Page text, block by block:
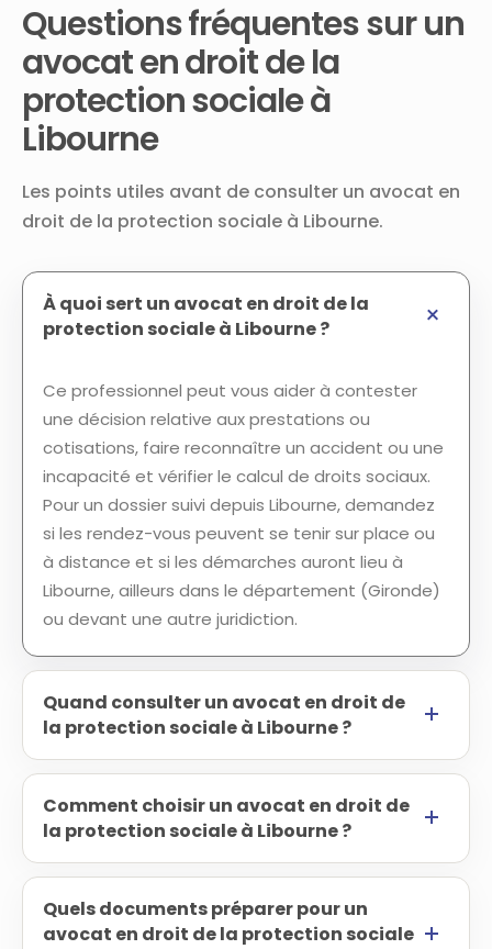
Questions fréquentes sur un
avocat en droit de la
protection sociale à
Libourne
Les points utiles avant de consulter un avocat en
droit de la protection sociale à Libourne.
À quoi sert un avocat en droit de la
protection sociale à Libourne ?
Ce professionnel peut vous aider à contester
une décision relative aux prestations ou
cotisations, faire reconnaître un accident ou une
incapacité et vérifier le calcul de droits sociaux.
Pour un dossier suivi depuis Libourne, demandez
si les rendez-vous peuvent se tenir sur place ou
à distance et si les démarches auront lieu à
Libourne, ailleurs dans le département (Gironde)
ou devant une autre juridiction.
Quand consulter un avocat en droit de
la protection sociale à Libourne ?
Comment choisir un avocat en droit de
la protection sociale à Libourne ?
Quels documents préparer pour un
avocat en droit de la protection sociale